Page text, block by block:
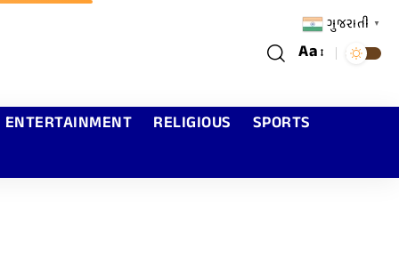
Aa
ENTERTAINMENT RELIGIOUS
SPORTS
ગુજરાતી ▼